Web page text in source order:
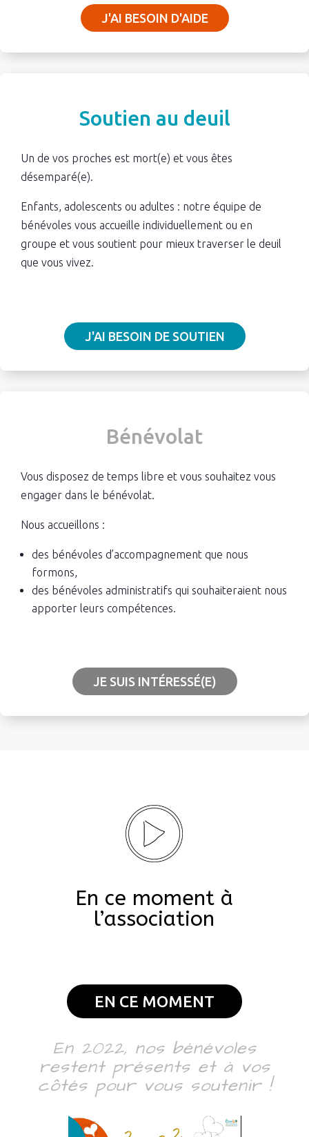
J'AI BESOIN D'AIDE
Soutien au deuil
Un de vos proches est mort(e) et vous êtes
désemparé(e).
Enfants, adolescents ou adultes : notre équipe de
bénévoles vous accueille individuellement ou en
groupe et vous soutient pour mieux traverser le deuil
que vous vivez.
J'AI BESOIN DE SOUTIEN
Bénévolat
Vous disposez de temps libre et vous souhaitez vous
engager dans le bénévolat.
Nous accueillons :
des bénévoles d’accompagnement que nous
formons,
des bénévoles administratifs qui souhaiteraient nous
apporter leurs compétences.
JE SUIS INTÉRESSÉ(E)
En ce moment à
l’association
EN CE MOMENT
En 2022, nos bénévoles
restent présents et à vos
côtés pour vous soutenir !